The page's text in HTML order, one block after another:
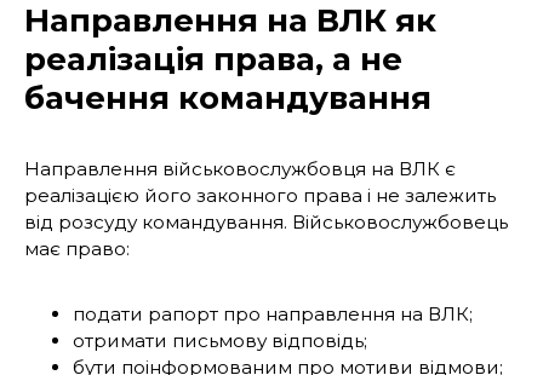
Направлення на ВЛК як
реалізація права, а не
бачення командування
Направлення військовослужбовця на ВЛК є
реалізацією його законного права і не залежить
від розсуду командування. Військовослужбовець
має право:
подати рапорт про направлення на ВЛК;
отримати письмову відповідь;
бути поінформованим про мотиви відмови;